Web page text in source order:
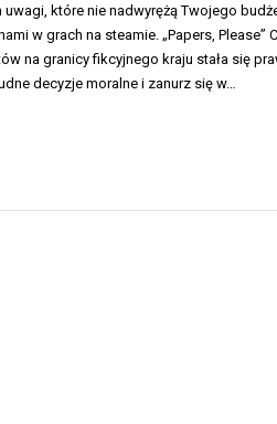
które nie nadwyrężą Twojego
w grach na steamie. „Papers, Please”
na granicy fikcyjnego kraju stała się
decyzje moralne i zanurz się w…